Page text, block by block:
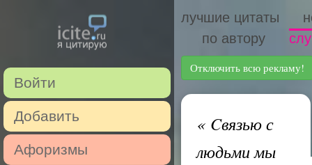
Войти
Добавить
Афоризмы
лучшие цитаты
по автору
Отключить всю рекламу!
«Cвязью с
людьми мы